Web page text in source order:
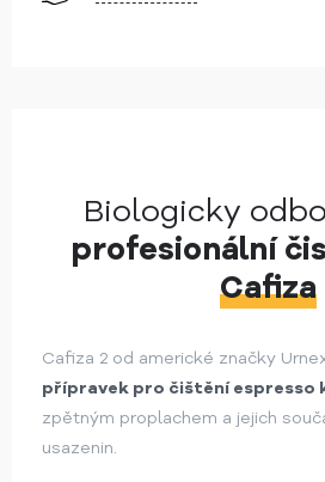
Biologicky
profesionální
Cafiza
Cafiza 2 od americké značky
přípravek pro čištění espresso
zpětným proplachem a jejich
usazenin.